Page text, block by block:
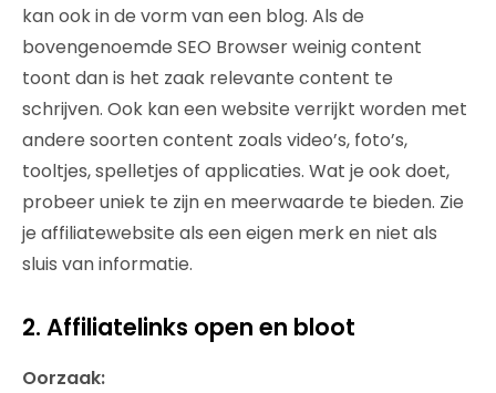
kan ook in de vorm van een blog. Als de
bovengenoemde SEO Browser weinig content
toont dan is het zaak relevante content te
schrijven. Ook kan een website verrijkt worden met
andere soorten content zoals video’s, foto’s,
tooltjes, spelletjes of applicaties. Wat je ook doet,
probeer uniek te zijn en meerwaarde te bieden. Zie
je affiliatewebsite als een eigen merk en niet als
sluis van informatie.
2. Affiliatelinks open en bloot
Oorzaak: